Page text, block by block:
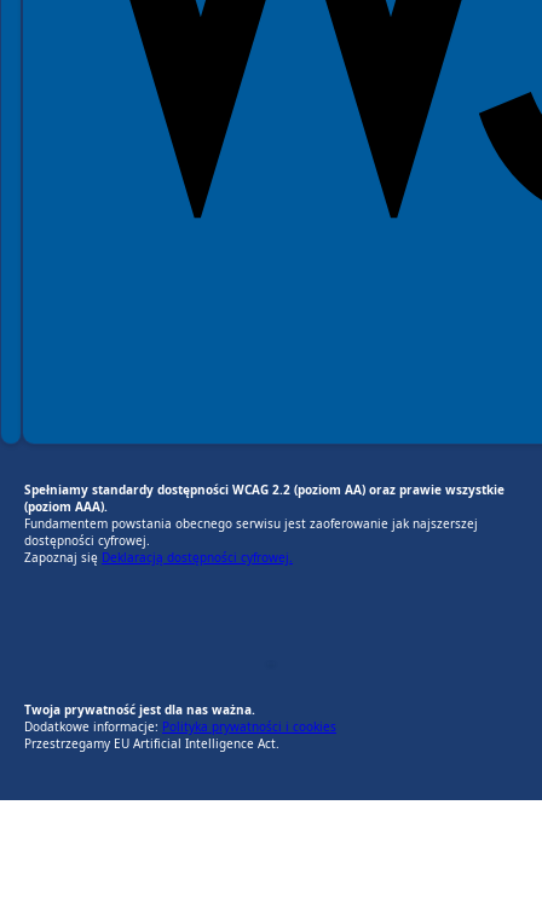
Spełniamy standardy dostępności WCAG 2.2 (poziom AA) oraz prawie wszystkie
(poziom AAA).
Fundamentem powstania obecnego serwisu jest zaoferowanie jak najszerszej
dostępności cyfrowej.
Zapoznaj się Deklaracją dostępności cyfrowej.
Twoja prywatność jest dla nas ważna.
Dodatkowe informacje: Polityka prywatności i cookies
Przestrzegamy EU Artificial Intelligence Act.